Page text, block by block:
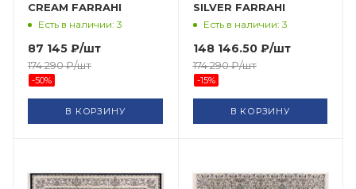
CREAM FARRAHI
Есть в наличии: 3
87 145 ₽/шт
174 290₽/шт
-50%
В КОРЗИНУ
SILVER FARRAHI
Есть в наличии: 3
148 146.50₽/шт
174 290₽/шт
-15%
В КОРЗИНУ